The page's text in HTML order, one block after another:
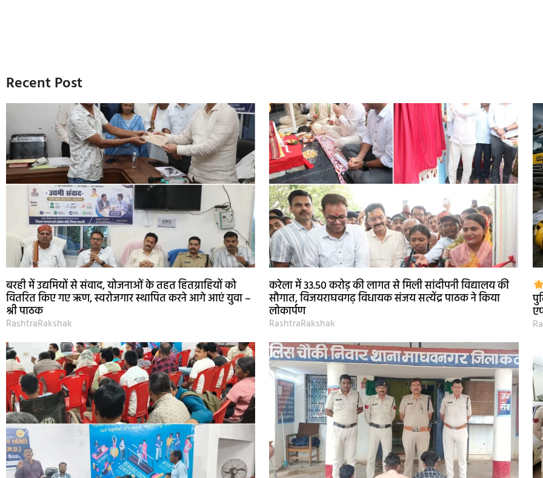
Recent Post
बरही में उद्यमियों से संवाद, योजनाओं के तहत हितग्राहियों को
वितरित किए गए ऋण, स्वरोजगार स्थापित करने आगे आएं युवा –
श्री पाठक
RashtraRakshak
करेला में 33.50 करोड़ की लागत से मिली सांदीपनी विद्यालय की
सौगात, विजयराघवगढ़ विधायक संजय सत्येंद्र पाठक ने किया
लोकार्पण
RashtraRakshak